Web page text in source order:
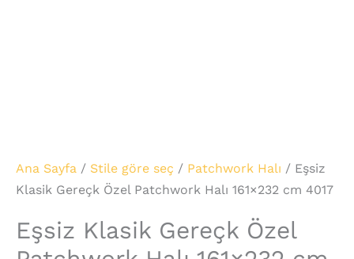
Ana Sayfa / Stile göre seç / Patchwork Halı / Eşsiz
Klasik Gereçk Özel Patchwork Halı 161×232 cm 4017
Eşsiz Klasik Gereçk Özel